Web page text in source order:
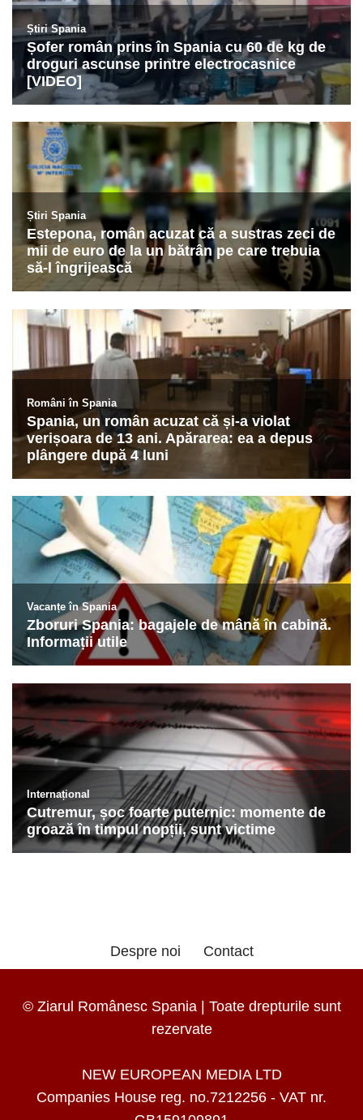
Despre noi Contact
© Ziarul Românesc Spania | Toate drepturile sunt
rezervate
NEW EUROPEAN MEDIA LTD
Companies House reg. no.7212256 - VAT nr.